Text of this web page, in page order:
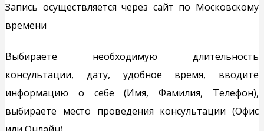
Запись осуществляется через сайт по Московскому
времени
Выбираете необходимую длительность
консультации, дату, удобное время, вводите
информацию о себе (Имя, Фамилия, Телефон),
выбираете место проведения консультации (Офис